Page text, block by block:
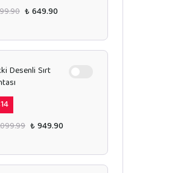
₺ 649.90
Desenli Sırt
14
₺ 949.90